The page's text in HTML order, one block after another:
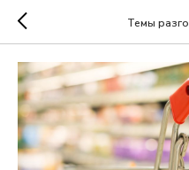
Темы